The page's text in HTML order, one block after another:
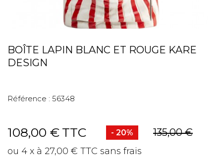
BOÎTE LAPIN BLANC ET ROUGE KARE
DESIGN
Référence : 56348
108,00 € TTC - 20% 135,00 €
ou 4 x à 27,00 € TTC sans frais